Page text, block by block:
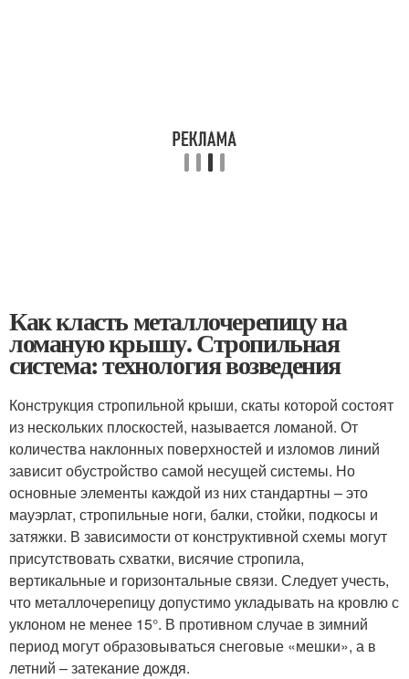
Как класть металлочерепицу на
ломаную крышу. Стропильная
система: технология возведения
Конструкция стропильной крыши, скаты которой состоят
из нескольких плоскостей, называется ломаной. От
количества наклонных поверхностей и изломов линий
зависит обустройство самой несущей системы. Но
основные элементы каждой из них стандартны – это
мауэрлат, стропильные ноги, балки, стойки, подкосы и
затяжки. В зависимости от конструктивной схемы могут
присутствовать схватки, висячие стропила,
вертикальные и горизонтальные связи. Следует учесть,
что металлочерепицу допустимо укладывать на кровлю с
уклоном не менее 15°. В противном случае в зимний
период могут образовываться снеговые «мешки», а в
летний – затекание дождя.